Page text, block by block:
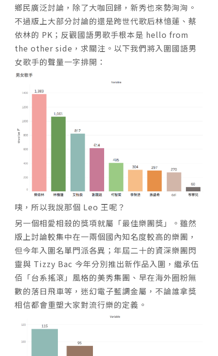
鄉民廣泛討論，除了大咖回歸，新秀也來勢洶洶。
不過版上大部分討論的還是跨世代歌后林憶蓮、蔡
依林的 PK；反觀國語男歌手根本是 hello from
the other side，求關注。以下我們將入圍國語男
女歌手的聲量一字排開：
咦，所以我說那個 Leo 王呢？
另一個相愛相殺的獎項就屬「最佳樂團獎」。雖然
版上討論較集中在一兩個國內知名度較高的樂團，
但今年入圍名單門派各異；年屆二十的資深樂團閃
靈與 Tizzy Bac 今年分別推出新作品入圍，繼承伍
佰「台系搖滾」風格的美秀集團、早在海外圈粉無
數的落日飛車等，迷幻電子藍調金屬，不論誰拿獎
相信都會重塑大家對流行樂的定義。